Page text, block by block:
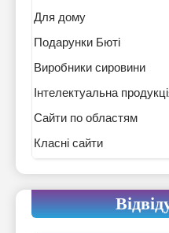
Для дому
Подарунки Бюті
Виробники сировини
Інтелектуальна
Сайти по областям
Класні сайти